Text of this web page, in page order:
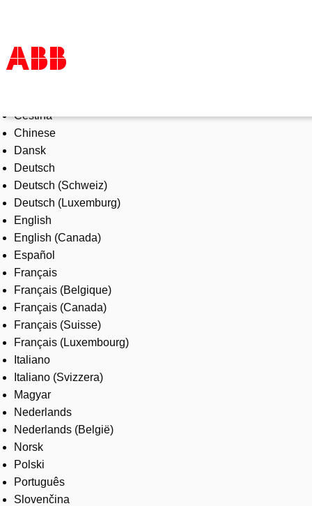
Products & Solutions
Industries
Services
About us
Where to buy
Contact us
Careers
Čeština
Chinese
Dansk
Deutsch
Deutsch (Schweiz)
Deutsch (Luxemburg)
English
English (Canada)
Español
Français
Français (Belgique)
Français (Canada)
Français (Suisse)
Français (Luxembourg)
Italiano
Italiano (Svizzera)
Magyar
Nederlands
Nederlands (België)
Norsk
Polski
Português
Slovenčina